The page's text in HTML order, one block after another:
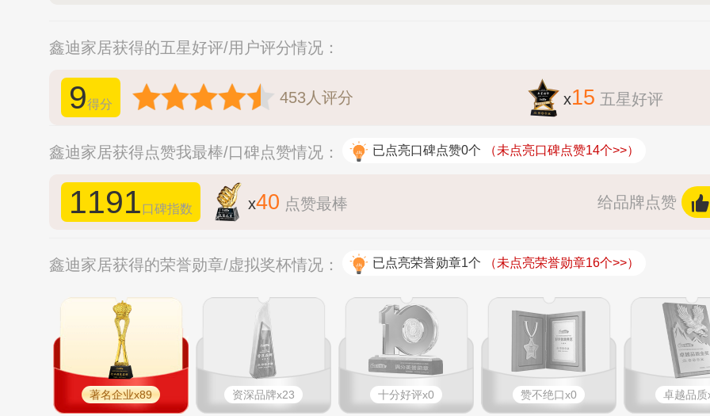
鑫迪家居获得的五星好评/用户评分情况：
9得分 453人评分 x15 五星好评
鑫迪家居获得点赞我最棒/口碑点赞情况： 已点亮口碑点赞0个 （未点亮口碑点赞14个>>）
1191口碑指数 x40 点赞最棒 给品牌点赞
鑫迪家居获得的荣誉勋章/虚拟奖杯情况： 已点亮荣誉勋章1个 （未点亮荣誉勋章16个>>）
著名企业x89 资深品牌x23 十分好评x0 赞不绝口x0 卓越品质